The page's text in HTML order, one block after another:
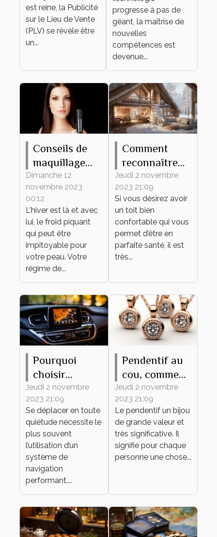
est reine, la Publicité
sur le Lieu de Vente
(PLV) se révèle être
un...
personnel et
professionnel
progresse à pas de
géant, la maîtrise de
nouvelles
compétences est
devenue...
Conseils de
maquillage
pour protéger
votre peau du
froid hivernal
Dimanche 12
novembre 2023
00:12
L'hiver est là et avec
lui, le froid piquant
qui peut être
impitoyable pour
votre peau. Votre
régime de...
Comment
reconnaître
une maison
mal isolée ?
Jeudi 2 novembre
2023 21:09
Si vous désirez avoir
un toit bien
confortable qui vous
permet d’être en
parfaite santé, il est
très...
Pourquoi
choisir
MAPPY
comme
système de
navigation ?
Jeudi 2 novembre
2023 21:09
Se déplacer en toute
quiétude nécessite le
plus souvent
l’utilisation d’un
système de
navigation
performant....
Pendentif au
cou, comment
bien en
choisir ?
Jeudi 2 novembre
2023 21:09
Le pendentif un bijou
de grande valeur et
très significative. Il
signifie pour chaque
personne une chose...